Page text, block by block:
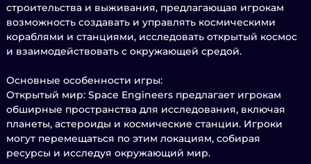
строительства и выживания, предлагающая игрокам
возможность создавать и управлять космическими
кораблями и станциями, исследовать открытый космос
и взаимодействовать с окружающей средой.
Основные особенности игры:
Открытый мир: Space Engineers предлагает игрокам
обширные пространства для исследования, включая
планеты, астероиды и космические станции. Игроки
могут перемещаться по этим локациям, собирая
ресурсы и исследуя окружающий мир.